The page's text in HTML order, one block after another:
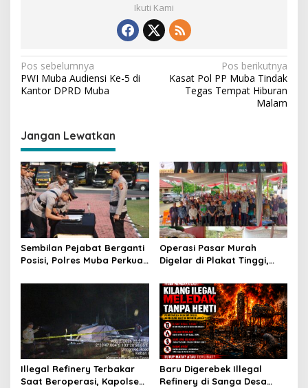
Ikuti Kami
N
a
i
g
a
s
i
p
o
s
Pos sebelumnya
PWI Muba Audiensi Ke-5 di
Kantor DPRD Muba
Pos berikutnya
Kasat Pol PP Muba Tindak
Tegas Tempat Hiburan
Malam
Jangan Lewatkan
Sembilan Pejabat Berganti
Posisi, Polres Muba Perkuat
Presisi
Operasi Pasar Murah
Digelar di Plakat Tinggi,
Subsidi untuk Ringankan
Beban Warga
Illegal Refinery Terbakar
Saat Beroperasi, Kapolsek
Baru Digerebek Illegal
Refinery di Sanga Desa